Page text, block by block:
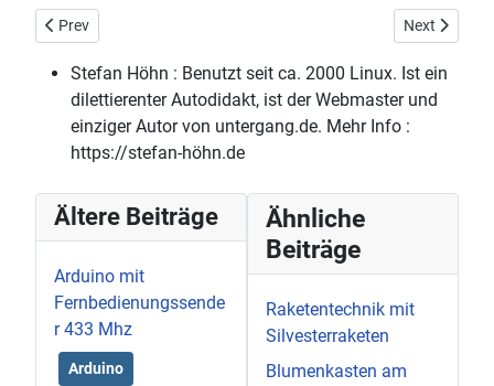
Previous article: Leckere Meisenknödel
Prev Next article:
Next
Stefan Höhn : Benutzt seit ca. 2000 Linux. Ist ein
dilettierenter Autodidakt, ist der Webmaster und
einziger Autor von untergang.de. Mehr Info :
https://stefan-höhn.de
Ältere Beiträge
Arduino mit
Fernbedienungssende
r 433 Mhz
Arduino
Ähnliche
Beiträge
Raketentechnik mit
Silvesterraketen
Blumenkasten am